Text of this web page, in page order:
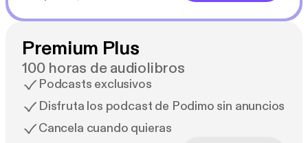
Premium Plus
100 horas de audiolibros
Podcasts exclusivos
Disfruta los podcast de Podimo sin anuncios
Cancela cuando quieras